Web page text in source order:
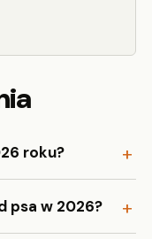
roku?
psa w 2026?